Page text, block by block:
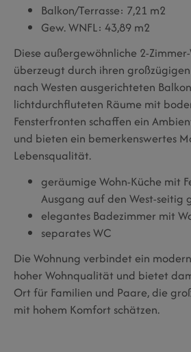
Balkon/Terrasse: 7,21 m2
Gew. WNFL: 43,89 m2
Diese außergewöhnliche 2-
überzeugt durch ihren
nach Westen ausgerichteten
lichtdurchfluteten Räume mit
Fensterfronten schaffen ein
und bieten ein bemerkenswertes
Lebensqualität.
geräumige Wohn-Küche mit
Ausgang auf den West-seitig
elegantes Badezimmer mit
separates WC
Die Wohnung verbindet ein
hoher Wohnqualität und bietet
Ort für Familien und Paare, die
mit hohem Komfort schätzen.